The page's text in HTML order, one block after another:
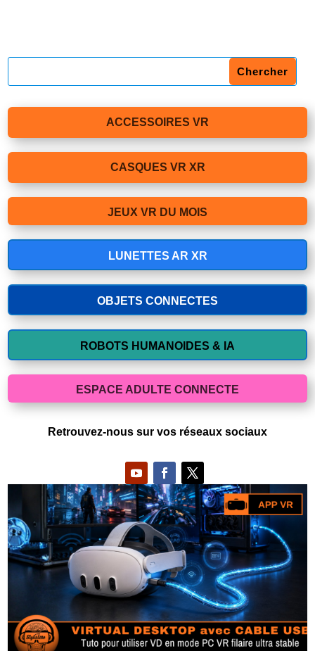
ACCESSOIRES VR
CASQUES VR XR
JEUX VR DU MOIS
LUNETTES AR XR
OBJETS CONNECTES
ROBOTS HUMANOIDES & IA
ESPACE ADULTE CONNECTE
Retrouvez-nous sur vos réseaux sociaux